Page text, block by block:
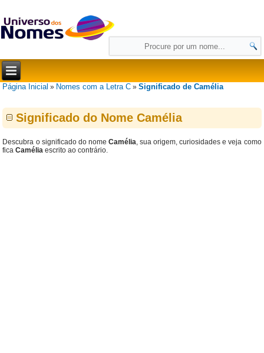
Página Inicial » Nomes com a Letra C »Significado de Camélia
Significado do Nome Camélia
Descubra o significado do nome Camélia, sua origem, curiosidades e veja como
ficaCamélia escrito ao contrário.